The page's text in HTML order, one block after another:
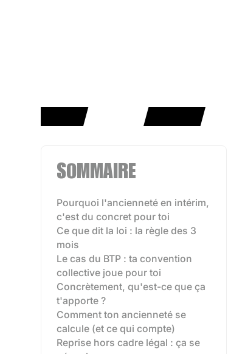
SOMMAIRE
Pourquoi l'ancienneté en intérim,
c'est du concret pour toi
Ce que dit la loi : la règle des 3
mois
Le cas du BTP : ta convention
collective joue pour toi
Concrètement, qu'est-ce que ça
t'apporte ?
Comment ton ancienneté se
calcule (et ce qui compte)
Reprise hors cadre légal : ça se